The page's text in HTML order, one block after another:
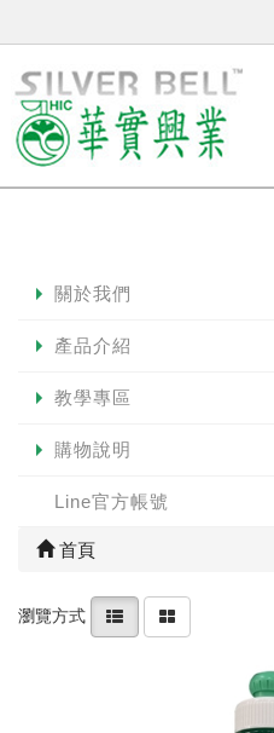
關於我們
產品介紹
教學專區
購物說明
Line官方帳號
首頁
瀏覽方式